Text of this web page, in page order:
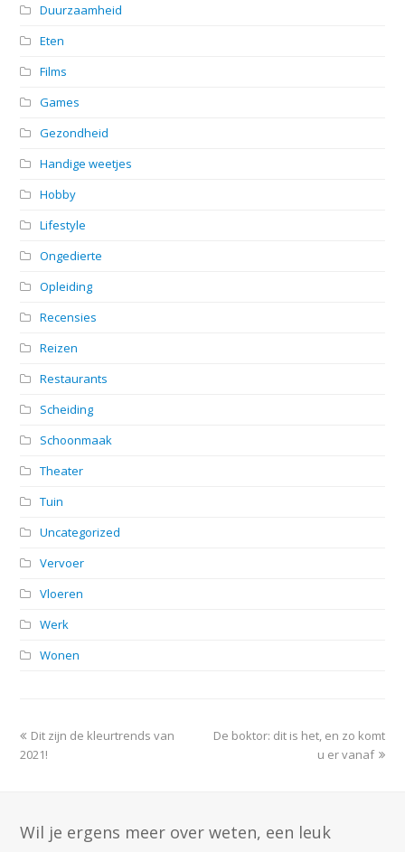
Duurzaamheid
Eten
Films
Games
Gezondheid
Handige weetjes
Hobby
Lifestyle
Ongedierte
Opleiding
Recensies
Reizen
Restaurants
Scheiding
Schoonmaak
Theater
Tuin
Uncategorized
Vervoer
Vloeren
Werk
Wonen
previous
post:
Dit zijn de kleurtrends van
2021!
next
De boktor: dit is het, en zo komt
u er vanaf
Wil je ergens meer over weten, een leuk